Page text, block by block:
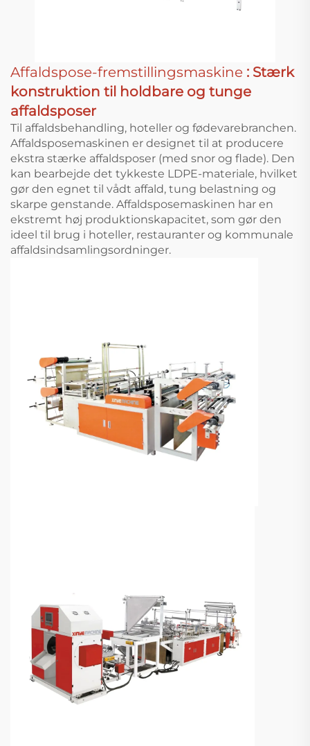
Affaldspose-fremstillingsmaskine : Stærk
konstruktion til holdbare og tunge
affaldsposer
Til affaldsbehandling, hoteller og fødevarebranchen.
Affaldsposemaskinen er designet til at producere
ekstra stærke affaldsposer (med snor og flade). Den
kan bearbejde det tykkeste LDPE-materiale, hvilket
gør den egnet til vådt affald, tung belastning og
skarpe genstande. Affaldsposemaskinen har en
ekstremt høj produktionskapacitet, som gør den
ideel til brug i hoteller, restauranter og kommunale
affaldsindsamlingsordninger.